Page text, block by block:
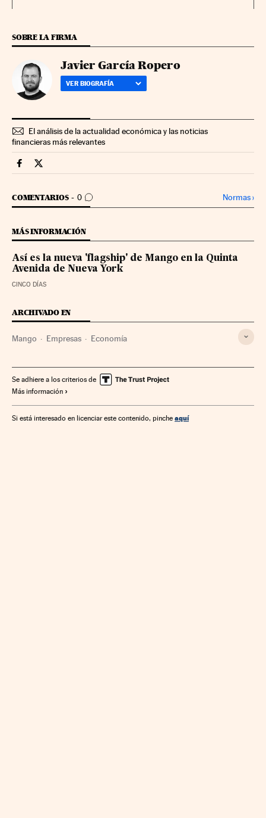
SOBRE LA FIRMA
Javier García Ropero
VER BIOGRAFÍA
El análisis de la actualidad económica y las noticias
financieras más relevantes
Companias Cinco Días en Facebook
Companias Cinco Días en Twitter
COMENTARIOS 0
IR A LOS COMENTARIOS Normas›
MÁS INFORMACIÓN
Así es la nueva 'flagship' de Mango en la Quinta
Avenida de Nueva York
CINCO DÍAS
ARCHIVADO EN
Mango Empresas Economía
Se adhiere a los criterios de
Más información
Si está interesado en licenciar este contenido, pinche aquí